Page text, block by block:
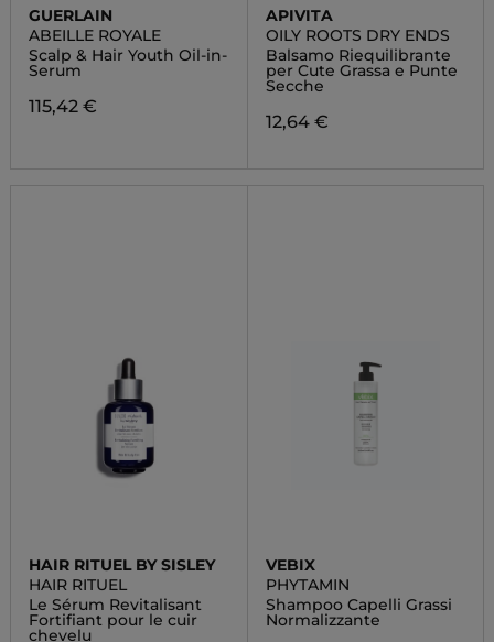
GUERLAIN
ABEILLE ROYALE
Scalp & Hair Youth Oil-in-
Serum
115,42 €
APIVITA
OILY ROOTS DRY ENDS
Balsamo Riequilibrante
per Cute Grassa e Punte
Secche
12,64 €
HAIR RITUEL BY SISLEY
HAIR RITUEL
Le Sérum Revitalisant
Fortifiant pour le cuir
chevelu
VEBIX
PHYTAMIN
Shampoo Capelli Grassi
Normalizzante